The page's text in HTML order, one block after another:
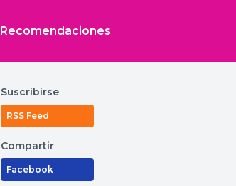
Recomendaciones
Suscribirse
RSS Feed
Compartir
Facebook